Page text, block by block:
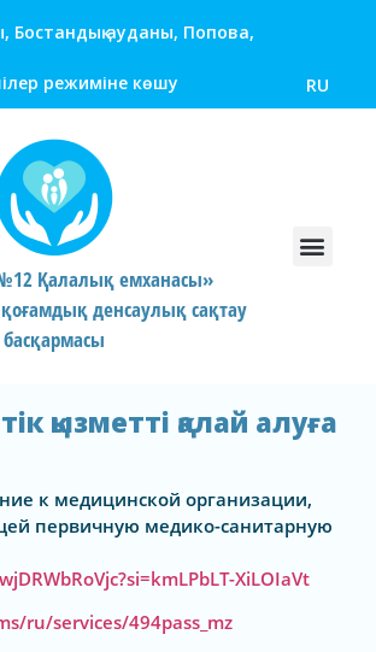
Бостандық ауданы, Попова,
режиміне көшу
RU
Қалалық емханасы»
денсаулық сақтау
басқармасы
қызметті қалай алуға
к медицинской организации,
первичную медико-санитарную
XiLOIaVt
ru/services/494pass_mz